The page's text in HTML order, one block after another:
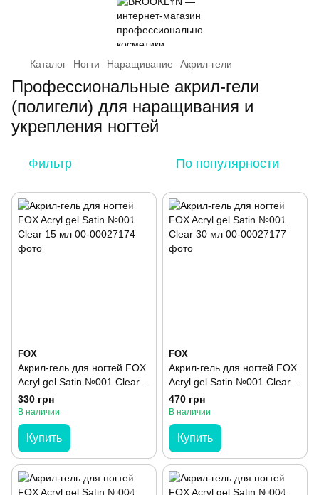
Каталог Ногти Наращивание Акрил-гели
Профессиональные акрил-гели
(полигели) для наращивания и
укрепления ногтей
Фильтр По популярности
FOX
Акрил-гель для ногтей FOX
Acryl gel Satin №001 Clear
15 мл
330 грн
В наличии
Купить
FOX
Акрил-гель для ногтей FOX
Acryl gel Satin №001 Clear
30 мл
470 грн
В наличии
Купить